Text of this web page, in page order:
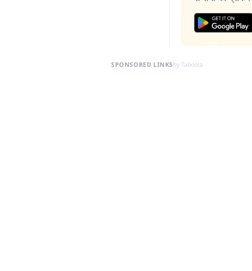
SPONSORED LINKSby Taboola